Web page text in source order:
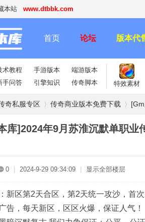
本站 www.dtbbk.com
首页 论坛 版本代
术教程 手游版本
端游版本
手问答
引擎知识 传奇脚本 特效素材
奇私服专区 传奇商业版本免费下载
库]2024年9月苏淮沉默单职
0 2024-9-29 09:34:09 显示全部楼层
新区第2天合区，第2天统一攻沙，首
告，每天新区，区区火爆，保证人气！